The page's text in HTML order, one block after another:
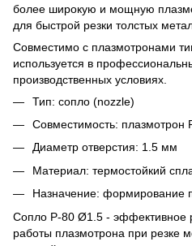
более широкую и мощную
для быстрой резки толстых
Совместимо с плазмотронами
используется в
производственных условиях.
Тип: сопло (nozzle)
Совместимость: плазмотрон
Диаметр отверстия: 1.5 мм
Материал: термостойкий
Назначение: формирование
Сопло P-80 Ø1.5 - эффективное
работы плазмотрона при резке